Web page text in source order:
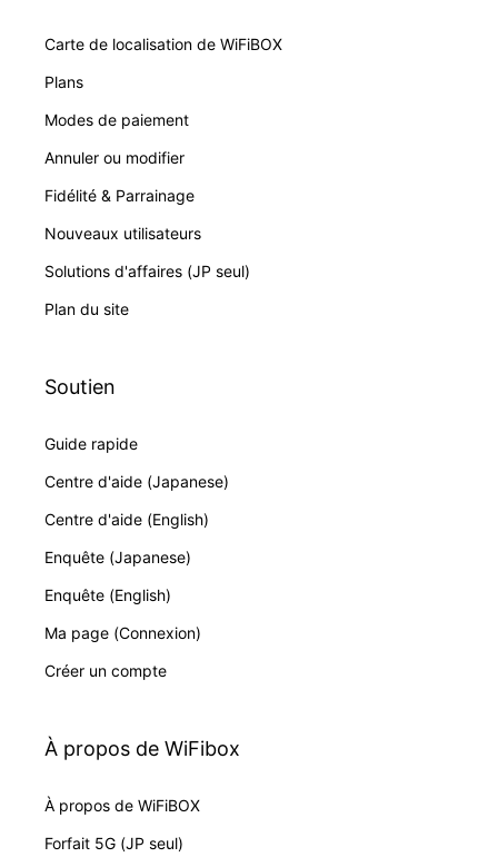
Carte de localisation de WiFiBOX
Plans
Modes de paiement
Annuler ou modifier
Fidélité & Parrainage
Nouveaux utilisateurs
Solutions d'affaires (JP seul)
Plan du site
Soutien
Guide rapide
Centre d'aide (Japanese)
Centre d'aide (English)
Enquête (Japanese)
Enquête (English)
Ma page (Connexion)
Créer un compte
À propos de WiFibox
À propos de WiFiBOX
Forfait 5G (JP seul)